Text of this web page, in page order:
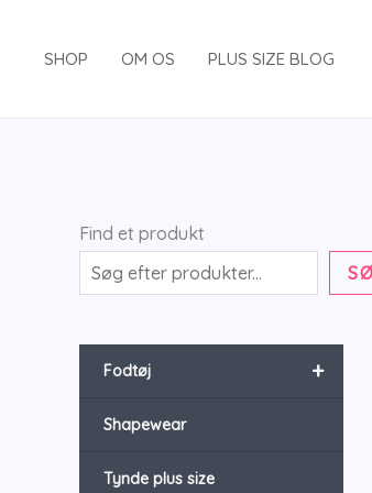
SHOP OM OS PLUS SIZE BLOG
Find et produkt
+
Fodtøj
Shapewear
Tynde plus size